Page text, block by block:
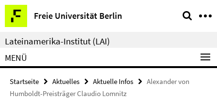
Springe
direkt
zu
Inhalt
Freie Universität Berlin
Service-
Navigation
Lateinamerika-Institut (LAI)
MENÜ
Startseite Aktuelles Aktuelle Infos
Alexander von
Humboldt-Preisträger Claudio Lomnitz